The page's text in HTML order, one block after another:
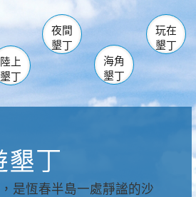
南仁湖
佳樂水
中心 森林遊樂區
墾管處遊客中心
社頂公園 風吹沙
船帆石 龍磐公園
香蕉灣
砂島
鵝鑾鼻
陸上
墾丁
夜間
墾丁
海角
墾丁
玩在
墾丁